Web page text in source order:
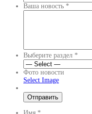
Ваша новость *
Выберите раздел *
Фото новости
Select Image